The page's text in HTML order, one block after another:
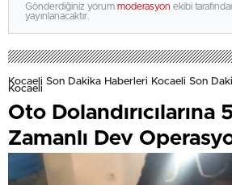
Gönderdiğiniz yorum moderasyon ekibi
yayınlanacaktır.
Kocaeli Son Dakika Haberleri Kocaeli Son
Kocaeli
Oto Dolandırıcılarına
Zamanlı Dev